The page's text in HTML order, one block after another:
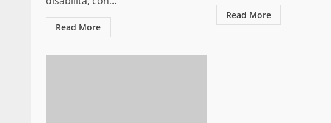
Read More
Read More